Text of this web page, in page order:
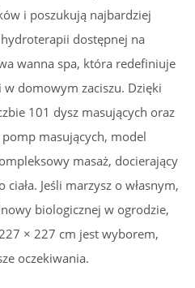
i poszukują najbardziej
dostępnej na
wanna spa, która redefiniuje
domowym zaciszu. Dzięki
101 dysz masujących oraz
masujących, model
masaż, docierający
Jeśli marzysz o własnym,
biologicznej w ogrodzie,
× 227 cm jest wyborem,
oczekiwania.